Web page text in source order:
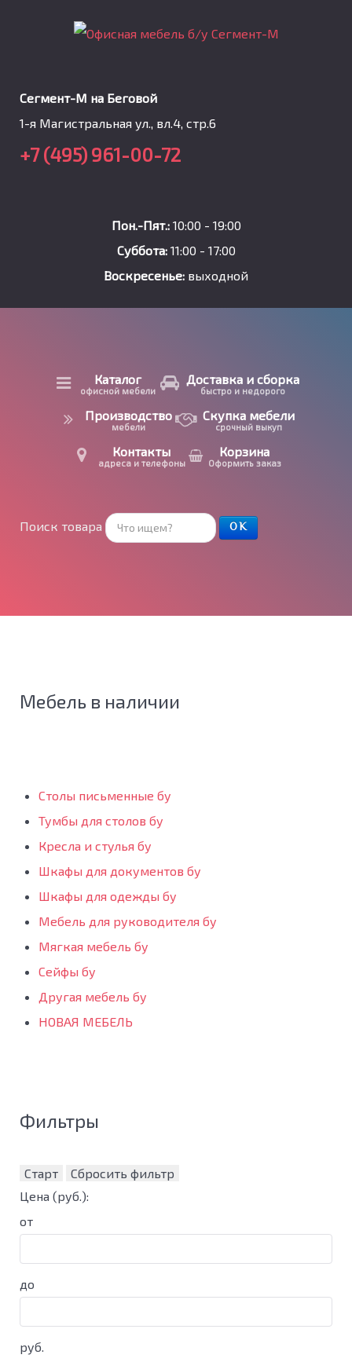
Сегмент-М на Беговой
1-я Магистральная ул., вл.4, стр.6
+7 (495) 961-00-72
Пон.-Пят.: 10:00 - 19:00
Суббота:11:00 - 17:00
Воскресенье: выходной
Каталог
офисной мебели
Доставка и сборка
быстро и недорого
Производство
мебели
Скупка мебели
срочный выкуп
Контакты
адреса и телефоны
Корзина
Оформить заказ
Поиск товара ОК
Мебель в наличии
Столы письменные бу
Тумбы для столов бу
Кресла и стулья бу
Шкафы для документов бу
Шкафы для одежды бу
Мебель для руководителя бу
Мягкая мебель бу
Сейфы бу
Другая мебель бу
НОВАЯ МЕБЕЛЬ
Фильтры
Старт
Сбросить фильтр
Цена (руб.):
от
до
руб.